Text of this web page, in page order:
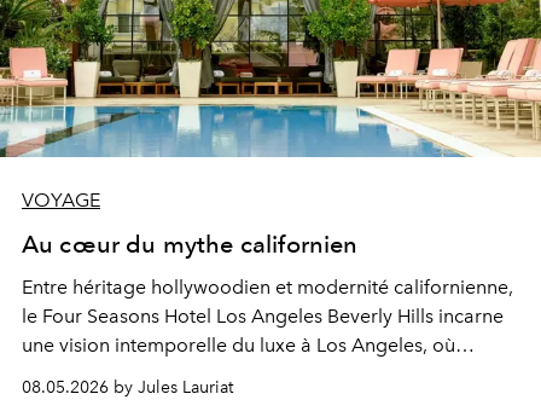
VOYAGE
Au cœur du mythe californien
Entre héritage hollywoodien et modernité californienne,
le Four Seasons Hotel Los Angeles Beverly Hills incarne
une vision intemporelle du luxe à Los Angeles, où
élégance discrète et art de vivre se rencontrent
naturellement.
08.05.2026 by Jules Lauriat